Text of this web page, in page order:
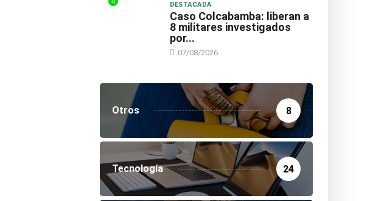
4 DESTACADA
Caso Colcabamba: liberan a
8 militares investigados
por...
07/08/2026
Otros 8
Tecnología 24